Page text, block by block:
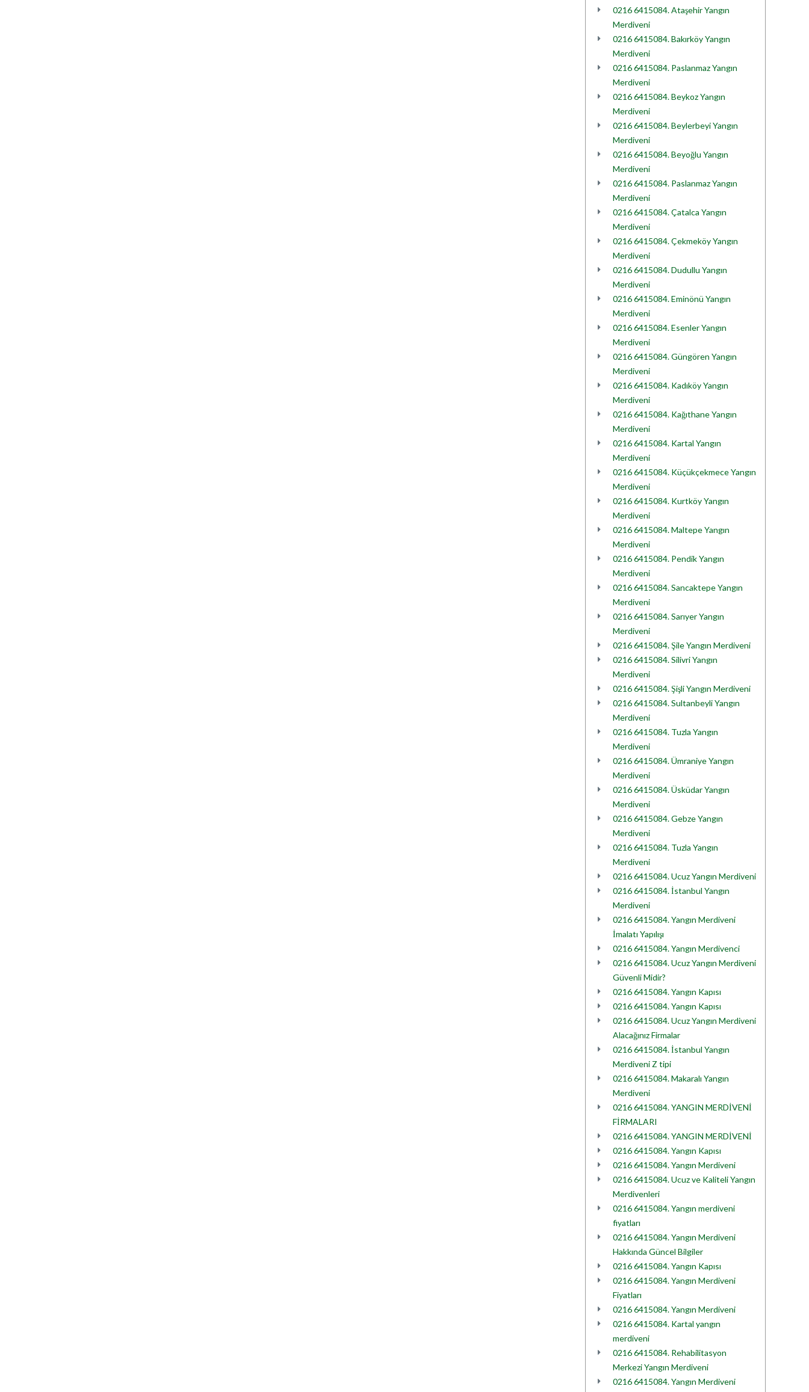
0216 6415084. Ataşehir Yangın
Merdiveni
0216 6415084. Bakırköy Yangın
Merdiveni
0216 6415084. Paslanmaz Yangın
Merdiveni
0216 6415084. Beykoz Yangın
Merdiveni
0216 6415084. Beylerbeyi Yangın
Merdiveni
0216 6415084. Beyoğlu Yangın
Merdiveni
0216 6415084. Paslanmaz Yangın
Merdiveni
0216 6415084. Çatalca Yangın
Merdiveni
0216 6415084. Çekmeköy Yangın
Merdiveni
0216 6415084. Dudullu Yangın
Merdiveni
0216 6415084. Eminönü Yangın
Merdiveni
0216 6415084. Esenler Yangın
Merdiveni
0216 6415084. Güngören Yangın
Merdiveni
0216 6415084. Kadıköy Yangın
Merdiveni
0216 6415084. Kağıthane Yangın
Merdiveni
0216 6415084. Kartal Yangın
Merdiveni
0216 6415084. Küçükçekmece Yangın
Merdiveni
0216 6415084. Kurtköy Yangın
Merdiveni
0216 6415084. Maltepe Yangın
Merdiveni
0216 6415084. Pendik Yangın
Merdiveni
0216 6415084. Sancaktepe Yangın
Merdiveni
0216 6415084. Sarıyer Yangın
Merdiveni
0216 6415084. Şile Yangın Merdiveni
0216 6415084. Silivri Yangın
Merdiveni
0216 6415084. Şişli Yangın Merdiveni
0216 6415084. Sultanbeyli Yangın
Merdiveni
0216 6415084. Tuzla Yangın
Merdiveni
0216 6415084. Ümraniye Yangın
Merdiveni
0216 6415084. Üsküdar Yangın
Merdiveni
0216 6415084. Gebze Yangın
Merdiveni
0216 6415084. Tuzla Yangın
Merdiveni
0216 6415084. Ucuz Yangın Merdiveni
0216 6415084. İstanbul Yangın
Merdiveni
0216 6415084. Yangın Merdiveni
İmalatı Yapılışı
0216 6415084. Yangın Merdivenci
0216 6415084. Ucuz Yangın Merdiveni
Güvenli Midir?
0216 6415084. Yangın Kapısı
0216 6415084. Yangın Kapısı
0216 6415084. Ucuz Yangın Merdiveni
Alacağınız Firmalar
0216 6415084. İstanbul Yangın
Merdiveni Z tipi
0216 6415084. Makaralı Yangın
Merdiveni
0216 6415084. YANGIN MERDİVENİ
FİRMALARI
0216 6415084. YANGIN MERDİVENİ
0216 6415084. Yangın Kapısı
0216 6415084. Yangın Merdiveni
0216 6415084. Ucuz ve Kaliteli Yangın
Merdivenleri
0216 6415084. Yangın merdiveni
fiyatları
0216 6415084. Yangın Merdiveni
Hakkında Güncel Bilgiler
0216 6415084. Yangın Kapısı
0216 6415084. Yangın Merdiveni
Fiyatları
0216 6415084. Yangın Merdiveni
0216 6415084. Kartal yangın
merdiveni
0216 6415084. Rehabilitasyon
Merkezi Yangın Merdiveni
0216 6415084. Yangın Merdiveni